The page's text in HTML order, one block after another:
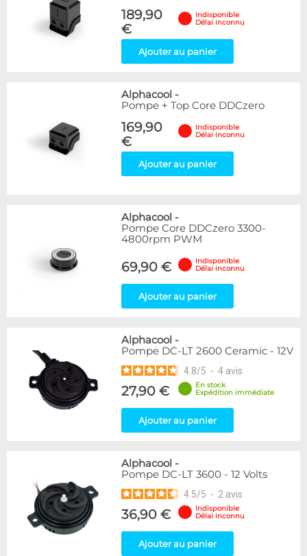
189,90
€
Indisponible
Délai inconnu
Ajouter au panier
Alphacool -
Pompe + Top Core DDCzero
169,90
€
Indisponible
Délai inconnu
Ajouter au panier
Alphacool -
Pompe Core DDCzero 3300-
4800rpm PWM
69,90 €
Indisponible
Délai inconnu
Ajouter au panier
Alphacool -
Pompe DC-LT 2600 Ceramic - 12V
4.8/5 - 4 avis
27,90 €
En stock
Expédition immédiate
Ajouter au panier
Alphacool -
Pompe DC-LT 3600 - 12 Volts
4.5/5 - 2 avis
36,90 €
Indisponible
Délai inconnu
Ajouter au panier